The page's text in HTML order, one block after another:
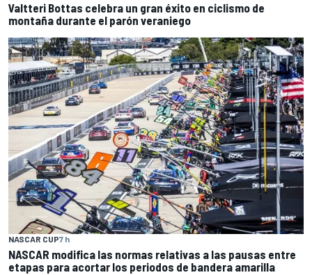
Valtteri Bottas celebra un gran éxito en ciclismo de
montaña durante el parón veraniego
NASCAR CUP7 h
NASCAR modifica las normas relativas a las pausas entre
etapas para acortar los periodos de bandera amarilla